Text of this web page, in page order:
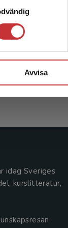
Avvisa
Exkl.
idag Sveriges
kurslitteratur,